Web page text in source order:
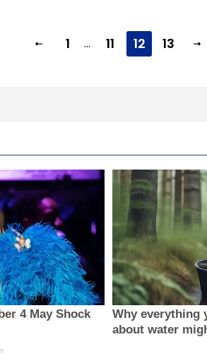
1 ... 11 12 13
4 May Shock
Why everything
about water